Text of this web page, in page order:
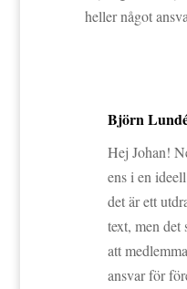
heller något
Björn
Hej Johan!
ens i en
det är ett
text, men
att
ansvar för